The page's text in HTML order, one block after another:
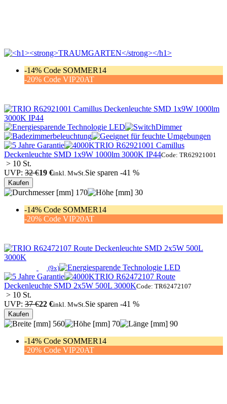
-14% Code SOMMER14
-20% Code VIP20AT
TRIO R62921001 Camillus
Deckenleuchte SMD 1x9W 1000lm 3000K IP44Code: TR62921001
> 10 St.
UVP: 32 €19 €inkl. MwSt.Sie sparen -41 %
Kaufen
170
30
-14% Code SOMMER14
-20% Code VIP20AT
(9x)
TRIO R62472107 Route
Deckenleuchte SMD 2x5W 500L 3000KCode: TR62472107
> 10 St.
UVP: 37 €22 €inkl. MwSt.Sie sparen -41 %
Kaufen
560 70
90
-14% Code SOMMER14
-20% Code VIP20AT